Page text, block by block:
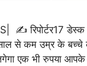
✍ रिपोर्टर17
से कम उम्र के बच्चे
एक भी रुपया